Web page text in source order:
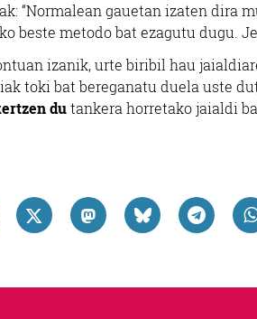
“Normalean gauetan izaten dira
beste metodo bat ezagutu dugu.
izanik, urte biribil hau
toki bat bereganatu duela uste
dutankera horretako jaialdi